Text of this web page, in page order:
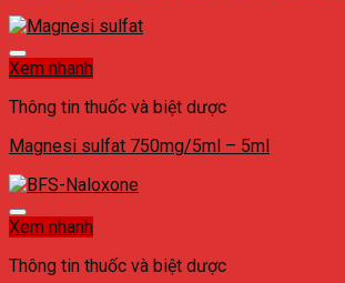
Xem nhanh
Thông tin thuốc và biệt dược
Magnesi sulfat 750mg/5ml – 5ml
Xem nhanh
Thông tin thuốc và biệt dược